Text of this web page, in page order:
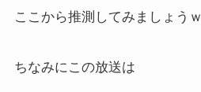
ここから推測してみましょうｗ
ちなみにこの放送は